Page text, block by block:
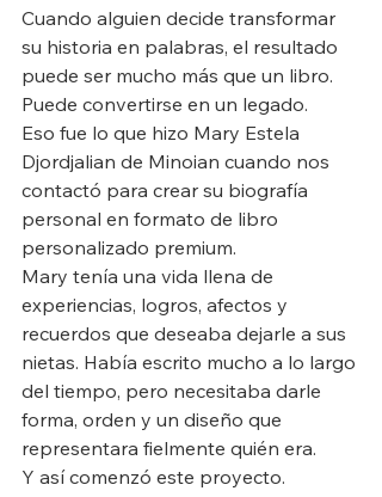
Cuando alguien decide transformar
su historia en palabras, el resultado
puede ser mucho más que un libro.
Puede convertirse en un legado.
Eso fue lo que hizo Mary Estela
Djordjalian de Minoian cuando nos
contactó para crear su biografía
personal en formato de libro
personalizado premium.
Mary tenía una vida llena de
experiencias, logros, afectos y
recuerdos que deseaba dejarle a sus
nietas. Había escrito mucho a lo largo
del tiempo, pero necesitaba darle
forma, orden y un diseño que
representara fielmente quién era.
Y así comenzó este proyecto.